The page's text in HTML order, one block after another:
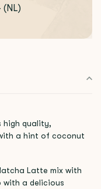
(NL)
high quality,
a hint of coconut
Latte mix with
with a delicious